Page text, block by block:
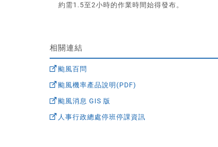
約需1.5至2小時的作業時間始得發布。
相關連結
颱風百問
颱風機率產品說明(PDF)
颱風消息 GIS 版
人事行政總處停班停課資訊